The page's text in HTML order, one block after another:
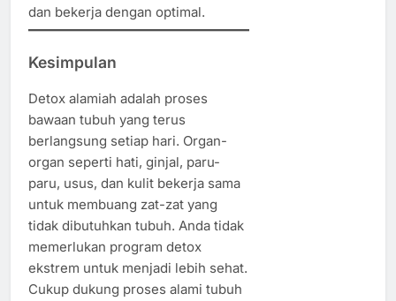
dan bekerja dengan optimal.
Kesimpulan
Detox alamiah adalah proses
bawaan tubuh yang terus
berlangsung setiap hari. Organ-
organ seperti hati, ginjal, paru-
paru, usus, dan kulit bekerja sama
untuk membuang zat-zat yang
tidak dibutuhkan tubuh. Anda tidak
memerlukan program detox
ekstrem untuk menjadi lebih sehat.
Cukup dukung proses alami tubuh